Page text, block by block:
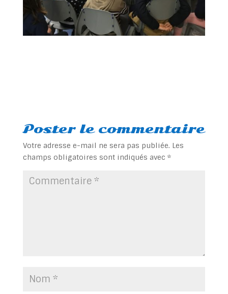
Poster le commentaire
Votre adresse e-mail ne sera pas publiée. Les
champs obligatoires sont indiqués avec *